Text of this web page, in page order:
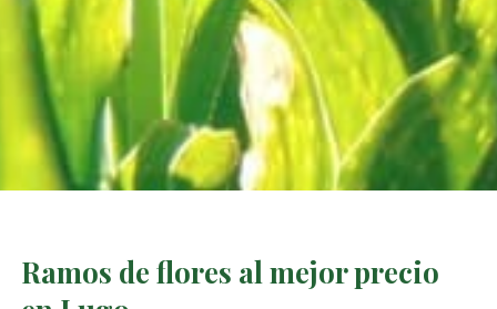
Ramos de flores al mejor precio